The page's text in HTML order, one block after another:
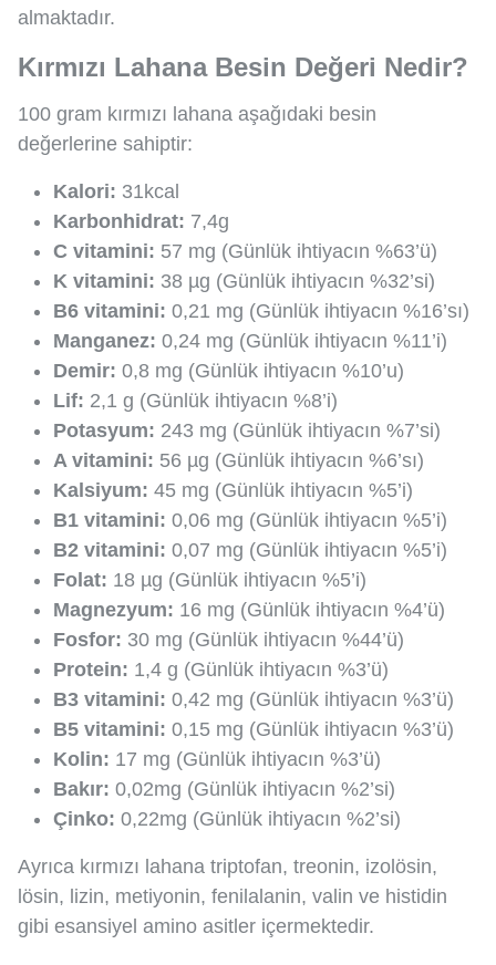
almaktadır.
Kırmızı Lahana Besin Değeri Nedir?
100 gram kırmızı lahana aşağıdaki besin
değerlerine sahiptir:
Kalori: 31kcal
Karbonhidrat: 7,4g
C vitamini: 57 mg (Günlük ihtiyacın %63’ü)
K vitamini: 38 µg (Günlük ihtiyacın %32’si)
B6 vitamini: 0,21 mg (Günlük ihtiyacın %16’sı)
Manganez: 0,24 mg (Günlük ihtiyacın %11’i)
Demir: 0,8 mg (Günlük ihtiyacın %10’u)
Lif: 2,1 g (Günlük ihtiyacın %8’i)
Potasyum: 243 mg (Günlük ihtiyacın %7’si)
A vitamini: 56 µg (Günlük ihtiyacın %6’sı)
Kalsiyum: 45 mg (Günlük ihtiyacın %5’i)
B1 vitamini: 0,06 mg (Günlük ihtiyacın %5’i)
B2 vitamini: 0,07 mg (Günlük ihtiyacın %5’i)
Folat: 18 µg (Günlük ihtiyacın %5’i)
Magnezyum: 16 mg (Günlük ihtiyacın %4’ü)
Fosfor: 30 mg (Günlük ihtiyacın %44’ü)
Protein: 1,4 g (Günlük ihtiyacın %3’ü)
B3 vitamini: 0,42 mg (Günlük ihtiyacın %3’ü)
B5 vitamini: 0,15 mg (Günlük ihtiyacın %3’ü)
Kolin: 17 mg (Günlük ihtiyacın %3’ü)
Bakır: 0,02mg (Günlük ihtiyacın %2’si)
Çinko: 0,22mg (Günlük ihtiyacın %2’si)
Ayrıca kırmızı lahana triptofan, treonin, izolösin,
lösin, lizin, metiyonin, fenilalanin, valin ve histidin
gibi esansiyel amino asitler içermektedir.